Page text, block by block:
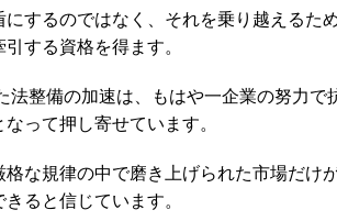
にするのではなく、それを乗り越えるた
する資格を得ます。
法整備の加速は、もはや一企業の努力で
って押し寄せています。
格な規律の中で磨き上げられた市場だけ
ると信じています。